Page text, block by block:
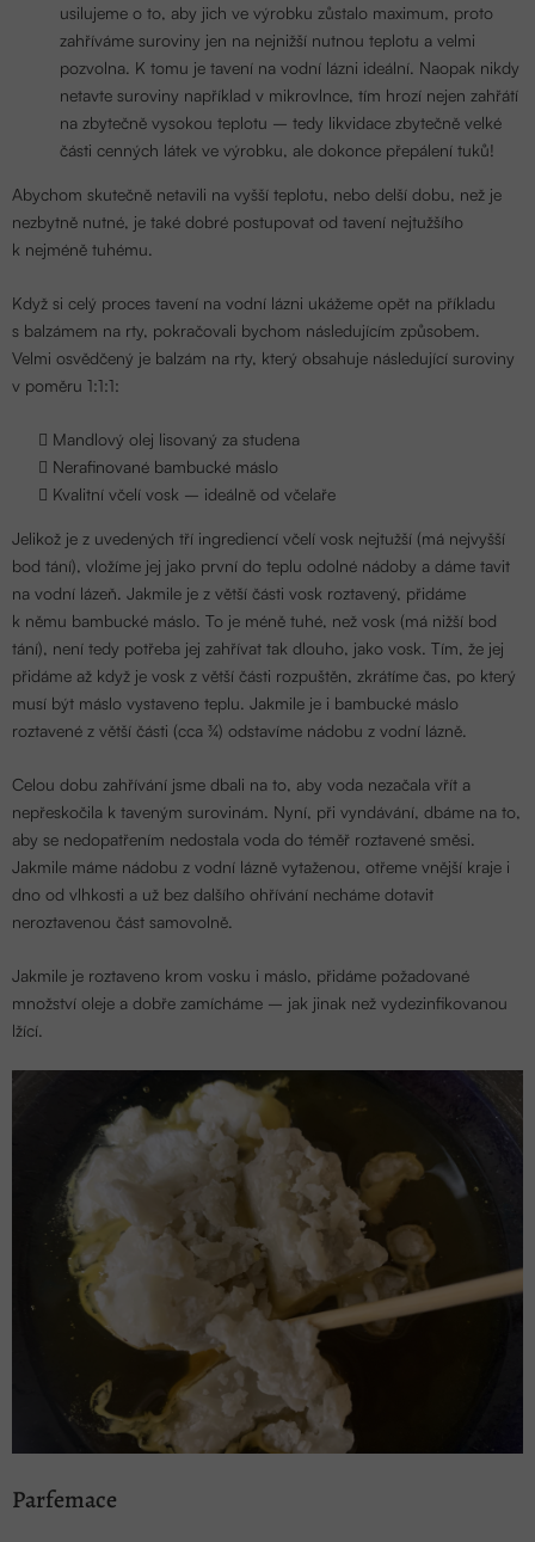
usilujeme o to, aby jich ve výrobku zůstalo maximum, proto
zahříváme suroviny jen na nejnižší nutnou teplotu a velmi
pozvolna. K tomu je tavení na vodní lázni ideální. Naopak nikdy
netavte suroviny například v mikrovlnce, tím hrozí nejen zahřátí
na zbytečně vysokou teplotu – tedy likvidace zbytečně velké
části cenných látek ve výrobku, ale dokonce přepálení tuků!
Abychom skutečně netavili na vyšší teplotu, nebo delší dobu, než je
nezbytně nutné, je také dobré postupovat od tavení nejtužšího
k nejméně tuhému.
Když si celý proces tavení na vodní lázni ukážeme opět na příkladu
s balzámem na rty, pokračovali bychom následujícím způsobem.
Velmi osvědčený je balzám na rty, který obsahuje následující suroviny
v poměru 1:1:1:
Mandlový olej lisovaný za studena
Nerafinované bambucké máslo
Kvalitní včelí vosk – ideálně od včelaře
Jelikož je z uvedených tří ingrediencí včelí vosk nejtužší (má nejvyšší
bod tání), vložíme jej jako první do teplu odolné nádoby a dáme tavit
na vodní lázeň. Jakmile je z větší části vosk roztavený, přidáme
k němu bambucké máslo. To je méně tuhé, než vosk (má nižší bod
tání), není tedy potřeba jej zahřívat tak dlouho, jako vosk. Tím, že jej
přidáme až když je vosk z větší části rozpuštěn, zkrátíme čas, po který
musí být máslo vystaveno teplu. Jakmile je i bambucké máslo
roztavené z větší části (cca ¾) odstavíme nádobu z vodní lázně.
Celou dobu zahřívání jsme dbali na to, aby voda nezačala vřít a
nepřeskočila k taveným surovinám. Nyní, při vyndávání, dbáme na to,
aby se nedopatřením nedostala voda do téměř roztavené směsi.
Jakmile máme nádobu z vodní lázně vytaženou, otřeme vnější kraje i
dno od vlhkosti a už bez dalšího ohřívání necháme dotavit
neroztavenou část samovolně.
Jakmile je roztaveno krom vosku i máslo, přidáme požadované
množství oleje a dobře zamícháme – jak jinak než vydezinfikovanou
lžící.
Parfemace